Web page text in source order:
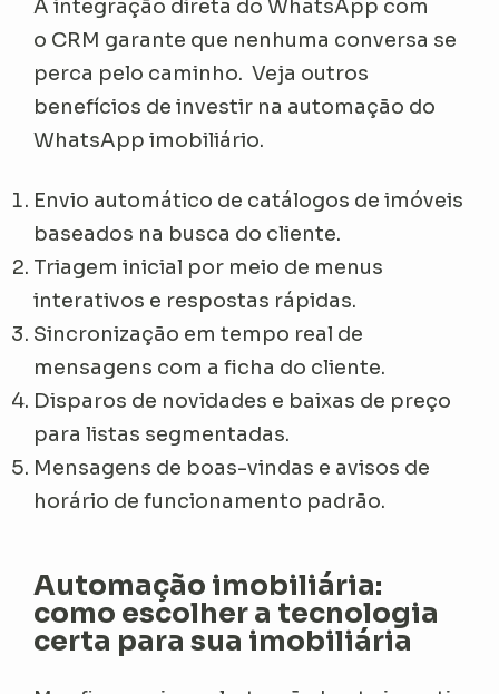
A integração direta do WhatsApp com
o CRM garante que nenhuma conversa se
perca pelo caminho. Veja outros
benefícios de investir na automação do
WhatsApp imobiliário.
Envio automático de catálogos de imóveis
baseados na busca do cliente.
Triagem inicial por meio de menus
interativos e respostas rápidas.
Sincronização em tempo real de
mensagens com a ficha do cliente.
Disparos de novidades e baixas de preço
para listas segmentadas.
Mensagens de boas-vindas e avisos de
horário de funcionamento padrão.
Automação imobiliária:
como escolher a tecnologia
certa para sua imobiliária